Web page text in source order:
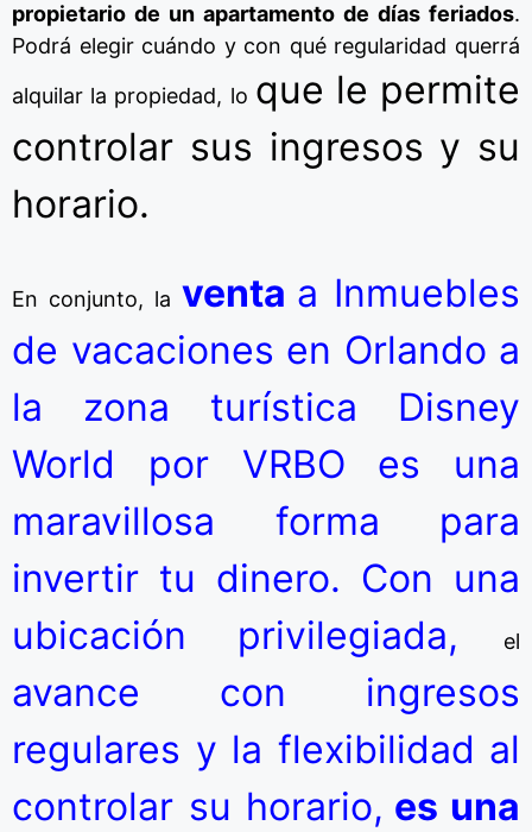
propietario de un apartamento de días feriados.
Podrá elegir cuándo y con qué regularidad querrá
alquilar la propiedad, lo que le permite
controlar sus ingresos y su
horario.
En conjunto, la venta a Inmuebles
de vacaciones en Orlando a
la zona turística Disney
World por VRBO es una
maravillosa forma para
invertir tu dinero. Con una
ubicación privilegiada, el
avance con ingresos
regulares y la flexibilidad al
controlar su horario, es una